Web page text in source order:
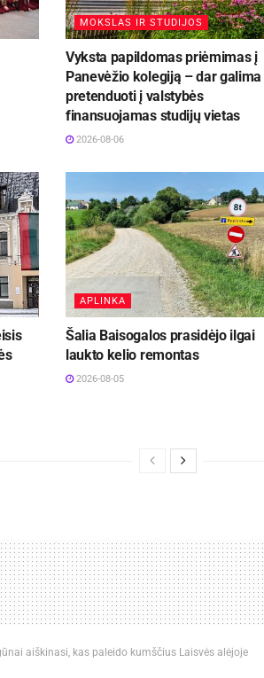
MOKSLAS IR STUDIJOS
Vyksta papildomas priėmimas į
Panevėžio kolegiją – dar galima
pretenduoti į valstybės
finansuojamas studijų vietas
2026-08-06
APLINKA
Šalia Baisogalos prasidėjo ilgai
laukto kelio remontas
2026-08-05
aiškinasi, kas paleido kumščius Laisvės alėjoje